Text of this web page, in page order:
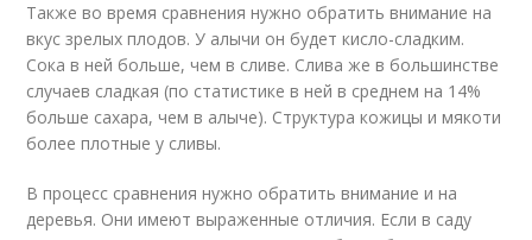
Также во время сравнения нужно обратить внимание на
вкус зрелых плодов. У алычи он будет кисло-сладким.
Сока в ней больше, чем в сливе. Слива же в большинстве
случаев сладкая (по статистике в ней в среднем на 14%
больше сахара, чем в алыче). Структура кожицы и мякоти
более плотные у сливы.
В процесс сравнения нужно обратить внимание и на
деревья. Они имеют выраженные отличия. Если в саду